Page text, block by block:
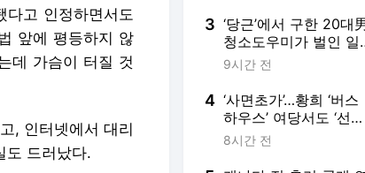
다고 인정하면서도
앞에 평등하지 않
데 가슴이 터질 것
, 인터넷에서 대리
도 드러났다.
3 ‘당근’에서 구한 20대
청소도우미가 벌인
어머니 유품 귀금속 녹
9시간 전
4 ‘사면초가’…황희 ‘버스
하우스’ 여당서도 ‘선긋
기’...내로남불식 인식 질
8시간 전